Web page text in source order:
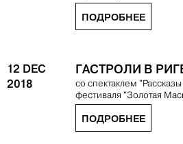
ПОДРОБНЕЕ
12 DEC
2018
ГАСТРОЛИ В
со спектаклем
фестиваля "Золотая
ПОДРОБНЕЕ